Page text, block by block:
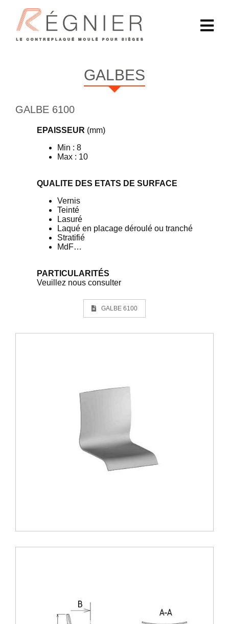
GALBES
GALBE 6100
EPAISSEUR (mm)
Min : 8
Max : 10
QUALITE DES ETATS DE SURFACE
Vernis
Teinté
Lasuré
Laqué en placage déroulé ou tranché
Stratifié
MdF…
PARTICULARITÉS
Veuillez nous consulter
GALBE 6100